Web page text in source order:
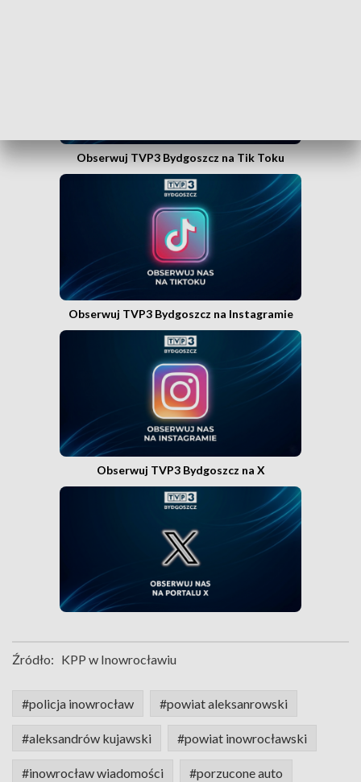
Obserwuj TVP3 Bydgoszcz na Tik Toku
Obserwuj TVP3 Bydgoszcz na Instagramie
Obserwuj TVP3 Bydgoszcz na X
Źródło: KPP w Inowrocławiu
#policja inowrocław #powiat aleksanrowski
#aleksandrów kujawski #powiat inowrocławski
#inowrocław wiadomości #porzucone auto